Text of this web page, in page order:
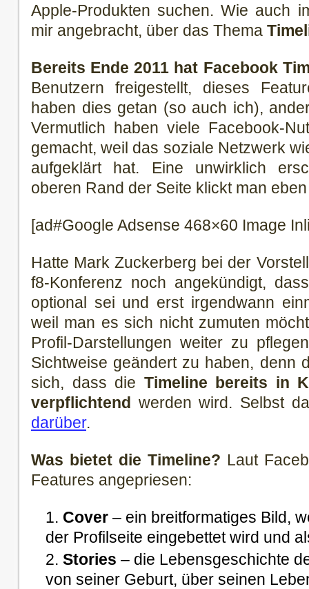
Apple-Produkten suchen. Wie auch
mir angebracht, über das Thema
Bereits Ende 2011 hat Facebook
Benutzern freigestellt, dieses
haben dies getan (so auch ich),
Vermutlich haben viele Facebook-
gemacht, weil das soziale Netzwerk
aufgeklärt hat. Eine unwirklich
oberen Rand der Seite klickt man
[ad#Google Adsense 468×60 Image
Hatte Mark Zuckerberg bei der
f8-Konferenz noch angekündigt,
optional sei und erst irgendwann
weil man es sich nicht zumuten
Profil-Darstellungen weiter zu
Sichtweise geändert zu haben, denn
sich, dass die Timeline bereits in
verpflichtend werden wird. Selbst
darüber.
Was bietet die Timeline? Laut
Features angepriesen:
Cover – ein breitformatiges Bild,
der Profilseite eingebettet wird und
Stories – die Lebensgeschichte
von seiner Geburt, über seinen